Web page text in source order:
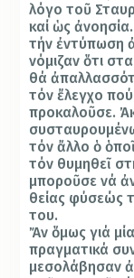
λόγο τοῦ
καί ὡςἀνοησία.
τήνἐντύπωση
νόμιζανὅτι
θάἀ
τόνἔλεγχο
προκαλοῦσε. Ἀ
τόνἄλλοὁ ὁπο
τόν θυμηθεῖ
μποροῦσε νάἀ
θείας φύσεώς
του.
Ἄνὅμως γιά
πραγματικά
μεσολάβησανἀ